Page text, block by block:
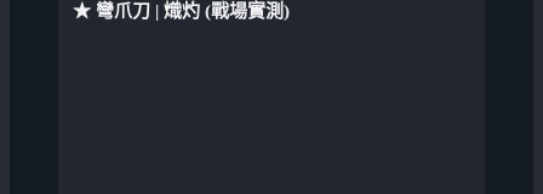
★ 彎爪刀 | 熾灼 (戰場實測)